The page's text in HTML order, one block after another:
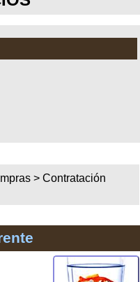
>Contratación